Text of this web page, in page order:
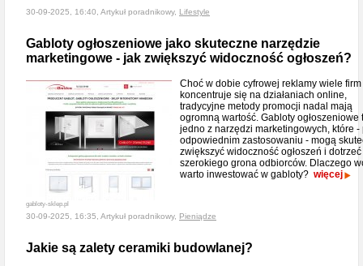
30-09-2025, 16:40, Artykuł poradnikowy, Lifestyle
Gabloty ogłoszeniowe jako skuteczne narzędzie
marketingowe - jak zwiększyć widoczność ogłoszeń?
gabloty-sklep.pl
Choć w dobie cyfrowej reklamy wiele firm
koncentruje się na działaniach online,
tradycyjne metody promocji nadal mają
ogromną wartość. Gabloty ogłoszeniowe
jedno z narzędzi marketingowych, które -
odpowiednim zastosowaniu - mogą
zwiększyć widoczność ogłoszeń i
szerokiego grona odbiorców. Dlaczego
warto inwestować w gabloty? więcej
30-09-2025, 16:35, Artykuł poradnikowy, Pieniądze
Jakie są zalety ceramiki budowlanej?